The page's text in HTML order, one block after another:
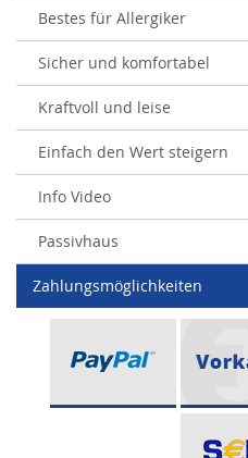
Bestes für Allergiker
Sicher und komfortabel
Kraftvoll und leise
Einfach den Wert steigern
Info Video
Passivhaus
Zahlungsmöglichkeiten